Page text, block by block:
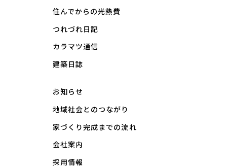
住んでからの光熱費
つれづれ日記
カラマツ通信
建築日誌
お知らせ
地域社会とのつながり
家づくり完成までの流れ
会社案内
採用情報